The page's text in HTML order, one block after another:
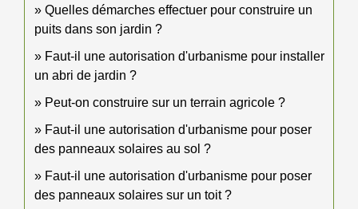
Quelles démarches effectuer pour construire un
puits dans son jardin ?
Faut-il une autorisation d'urbanisme pour installer
un abri de jardin ?
Peut-on construire sur un terrain agricole ?
Faut-il une autorisation d'urbanisme pour poser
des panneaux solaires au sol ?
Faut-il une autorisation d'urbanisme pour poser
des panneaux solaires sur un toit ?